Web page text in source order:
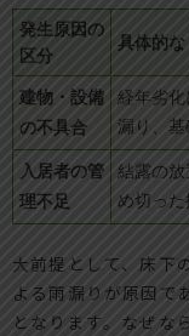
発生原因の
区分
具体的
建物・設備
の不具合
経年劣
漏り、基
入居者の管
理不足
結露の放
め切っ
大前提として、床下
よる雨漏りが原因で
となります。なぜな